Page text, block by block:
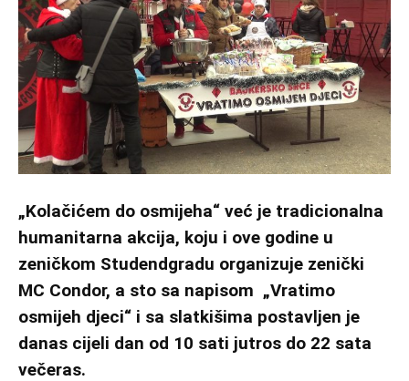
„Kolačićem do osmijeha“ već je tradicionalna
humanitarna akcija, koju i ove godine u
zeničkom Studendgradu organizuje zenički
MC Condor, a sto sa napisom „Vratimo
osmijeh djeci“ i sa slatkišima postavljen je
danas cijeli dan od 10 sati jutros do 22 sata
večeras.